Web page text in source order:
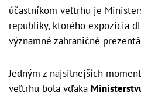
účastníkom veľtrhu je
republiky, ktorého expozícia
významné zahraničné
Jedným z najsilnejších
veľtrhu bola vďaka